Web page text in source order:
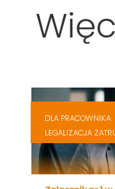
DLA PRACOWNIKA
,
LEGALIZACJA
,